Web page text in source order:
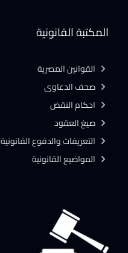
المكتبة القانونية
القوانين المصرية
صحف الدعاوى
احكام النقض
صيغ العقود
التعريفات والدفوع القانونية
المواضيع القانونية